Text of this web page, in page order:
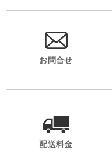
お問合せ
配送料金